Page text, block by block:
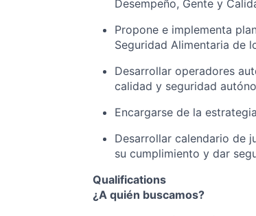
Desempeño, Gente y
Propone e implementa
Seguridad Alimentaria de
Desarrollar operadores
calidad y seguridad
Encargarse de la
Desarrollar calendario de
su cumplimiento y dar
Qualifications
¿A quién buscamos?